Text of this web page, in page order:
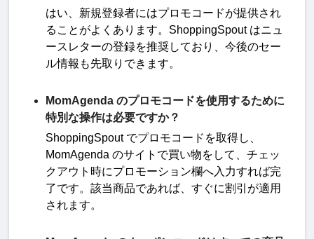
はい、新規登録者にはプロモコードが提供され
ることがよくあります。 ShoppingSpout はニュ
ースレターの登録を推奨しており、今後のセー
ル情報も先取りできます。
MomAgenda のプロモコードを使用するために
特別な操作は必要ですか？
ShoppingSpout でプロモコードを取得し、
MomAgenda のサイトで買い物をして、チェッ
クアウト時にプロモーション欄へ入力すれば完
了です。該当商品であれば、すぐに割引が適用
されます。